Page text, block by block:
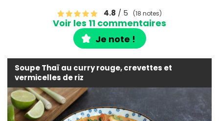
4.8 / 5 (18 notes)
Voir les 11 commentaires
Je note !
Soupe Thaï au curry rouge, crevettes et
vermicelles de riz